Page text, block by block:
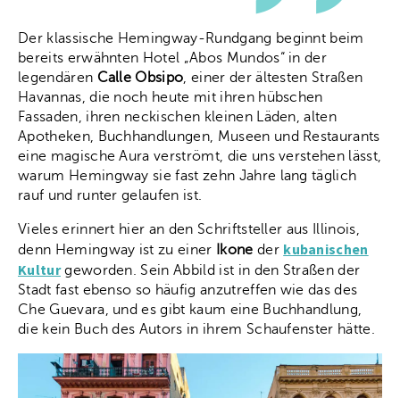
Der klassische Hemingway-Rundgang beginnt beim
bereits erwähnten Hotel „Abos Mundos“ in der
legendären Calle Obsipo, einer der ältesten Straßen
Havannas, die noch heute mit ihren hübschen
Fassaden, ihren neckischen kleinen Läden, alten
Apotheken, Buchhandlungen, Museen und Restaurants
eine magische Aura verströmt, die uns verstehen lässt,
warum Hemingway sie fast zehn Jahre lang täglich
rauf und runter gelaufen ist.
Vieles erinnert hier an den Schriftsteller aus Illinois,
denn Hemingway ist zu einer
Ikone der kubanischen
Kulturgeworden. Sein Abbild ist in den Straßen der
Stadt fast ebenso so häufig anzutreffen wie das des
Che Guevara, und es gibt kaum eine Buchhandlung,
die kein Buch des Autors in ihrem Schaufenster hätte.